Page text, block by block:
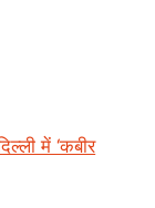
में ‘कबीर